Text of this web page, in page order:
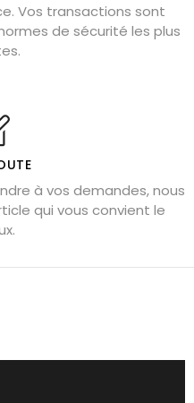
Vos transactions sont
de sécurité les plus
à vos demandes, nous
qui vous convient le